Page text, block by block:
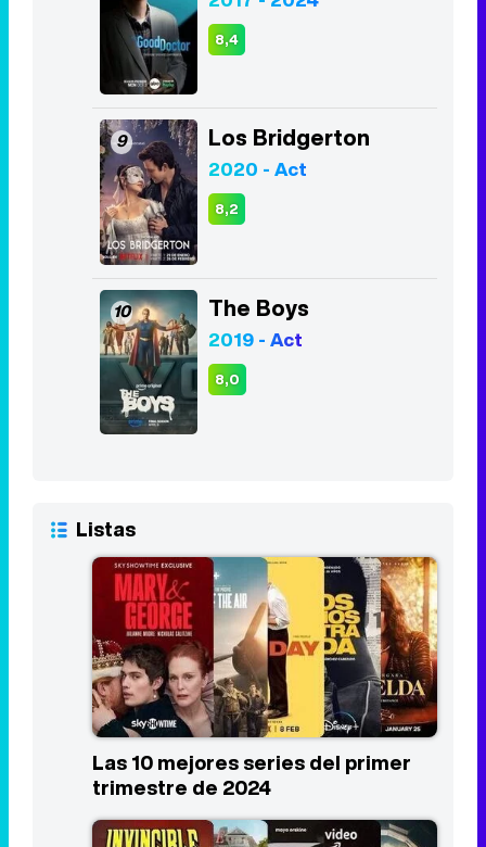
8,4
9 Los Bridgerton
2020 - Act
8,2
10 The Boys
2019 - Act
8,0
Listas
Las 10 mejores series del primer
trimestre de 2024